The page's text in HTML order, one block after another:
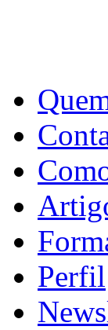
Perfil